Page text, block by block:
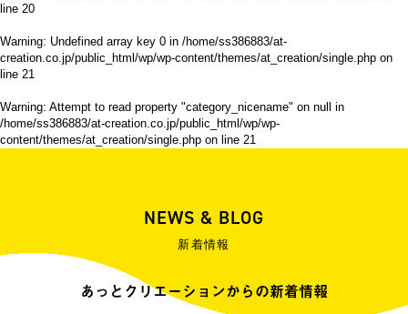
line 20
Warning: Undefined array key 0 in /home/ss386883/at-
creation.co.jp/public_html/wp/wp-content/themes/at_creation/single.php on
line 21
Warning: Attempt to read property "category_nicename" on null in
/home/ss386883/at-creation.co.jp/public_html/wp/wp-
content/themes/at_creation/single.php on line 21
NEWS & BLOG
新着情報
あっとクリエーションからの新着情報